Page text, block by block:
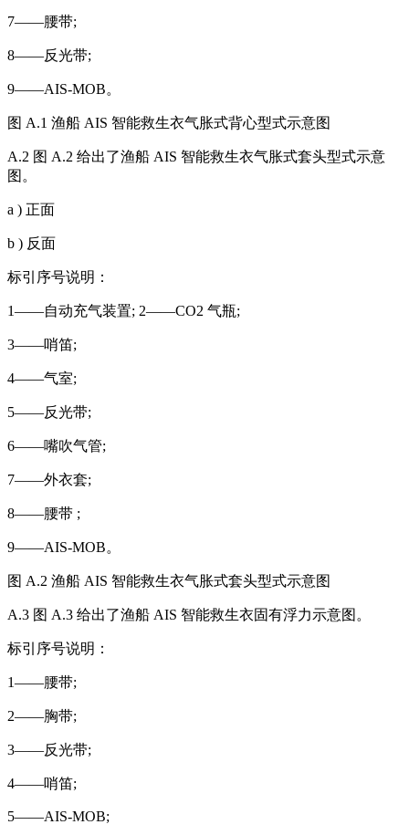
7——腰带;
8——反光带;
9——AIS-MOB。
图 A.1 渔船 AIS 智能救生衣气胀式背心型式示意图
A.2 图 A.2 给出了渔船 AIS 智能救生衣气胀式套头型式示意
图。
a ) 正面
b ) 反面
标引序号说明：
1——自动充气装置; 2——CO2 气瓶;
3——哨笛;
4——气室;
5——反光带;
6——嘴吹气管;
7——外衣套;
8——腰带 ;
9——AIS-MOB。
图 A.2 渔船 AIS 智能救生衣气胀式套头型式示意图
A.3 图 A.3 给出了渔船 AIS 智能救生衣固有浮力示意图。
标引序号说明：
1——腰带;
2——胸带;
3——反光带;
4——哨笛;
5——AIS-MOB;